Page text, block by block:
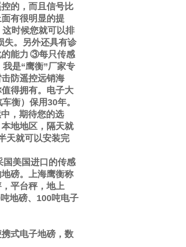
的，而且信号比
有很明显的提
这时候您就可以排
失。另外还具有诊
能力 ③每只传感
我是“鹰衡”厂家专
防遥控远销海
得拥有。电子大
衡）保用30年。
，期待您的选
地地区，隔天就
天就可以安装完
国美国进口的传感
磅。上海鹰衡称
平台秤，地上
吨地磅、 100吨电子
式电子地磅，数